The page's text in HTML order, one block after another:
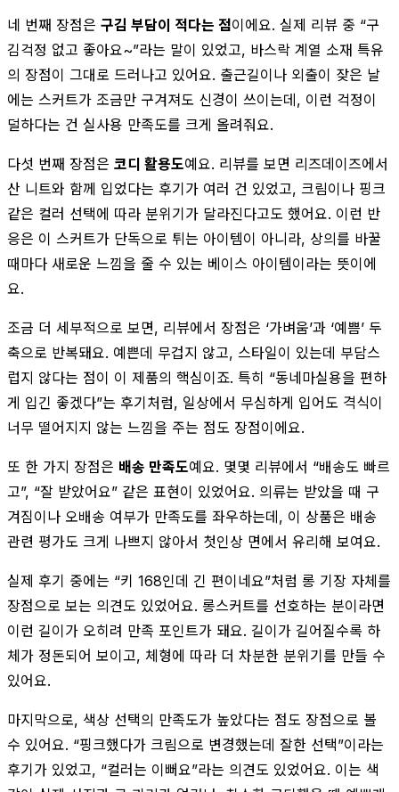
네 번째 장점은 구김 부담이 적다는 점이에요. 실제 리뷰 중 “구
김걱정 없고 좋아요~”라는 말이 있었고, 바스락 계열 소재 특유
의 장점이 그대로 드러나고 있어요. 출근길이나 외출이 잦은 날
에는 스커트가 조금만 구겨져도 신경이 쓰이는데, 이런 걱정이
덜하다는 건 실사용 만족도를 크게 올려줘요.
다섯 번째 장점은 코디 활용도예요. 리뷰를 보면 리즈데이즈에서
산 니트와 함께 입었다는 후기가 여러 건 있었고, 크림이나 핑크
같은 컬러 선택에 따라 분위기가 달라진다고도 했어요. 이런 반
응은 이 스커트가 단독으로 튀는 아이템이 아니라, 상의를 바꿀
때마다 새로운 느낌을 줄 수 있는 베이스 아이템이라는 뜻이에
요.
조금 더 세부적으로 보면, 리뷰에서 장점은 ‘가벼움’과 ‘예쁨’ 두
축으로 반복돼요. 예쁜데 무겁지 않고, 스타일이 있는데 부담스
럽지 않다는 점이 이 제품의 핵심이죠. 특히 “동네마실용을 편하
게 입긴 좋겠다”는 후기처럼, 일상에서 무심하게 입어도 격식이
너무 떨어지지 않는 느낌을 주는 점도 장점이에요.
또 한 가지 장점은 배송 만족도예요. 몇몇 리뷰에서 “배송도 빠르
고”, “잘 받았어요” 같은 표현이 있었어요. 의류는 받았을 때 구
겨짐이나 오배송 여부가 만족도를 좌우하는데, 이 상품은 배송
관련 평가도 크게 나쁘지 않아서 첫인상 면에서 유리해 보여요.
실제 후기 중에는 “키 168인데 긴 편이네요”처럼 롱 기장 자체를
장점으로 보는 의견도 있었어요. 롱스커트를 선호하는 분이라면
이런 길이가 오히려 만족 포인트가 돼요. 길이가 길어질수록 하
체가 정돈되어 보이고, 체형에 따라 더 차분한 분위기를 만들 수
있어요.
마지막으로, 색상 선택의 만족도가 높았다는 점도 장점으로 볼
수 있어요. “핑크했다가 크림으로 변경했는데 잘한 선택”이라는
후기가 있었고, “컬러는 이뻐요”라는 의견도 있었어요. 이는 색